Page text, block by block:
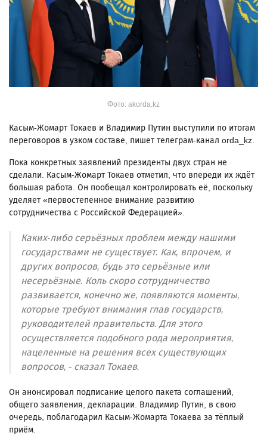
Фото: akorda.kz
Касым-Жомарт Токаев и Владимир Путин выступили по итогам
переговоров в узком составе, пишет телеграм-канал orda_kz.
Пока конкретных заявлений президенты двух стран не
сделали. Касым-Жомарт Токаев отметил, что впереди их ждёт
большая работа. Он пообещал контролировать её, поскольку
уделяет «первостепенное внимание развитию
сотрудничества с Российской Федерацией».
Каких-либо серьёзных проблем между нашими
государствами не существует. Как, впрочем, и
других вопросов, будь это серьёзные или
несерьёзные. Коль скоро сотрудничество
развивается, конечно же, появляются моменты,
которые требуют внимания глав государств,
руководителей правительств. Для этого
осуществляется подобного рода мероприятия,
нацеленные на решения всех существующих
вопросов, - сказал Токаев.
Он анонсировал подписание целого пакета соглашений,
общего заявления, декларации. Владимир Путин, в свою
очередь, поблагодарил Касым-Жомарта Токаева за тёплый
приём.